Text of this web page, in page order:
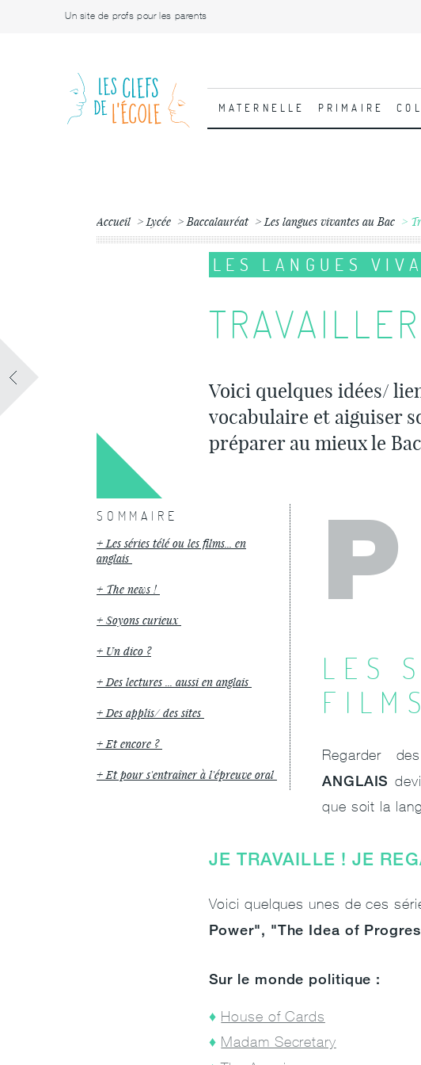
Un site de profs pour les parents
MATERNELLE PRIMAIRE
Accueil Lycée Baccalauréat Les langues vivantes au Bac
LES LANGUES
Voici quelques idées/
vocabulaire et aiguiser
préparer au mieux le
SOMMAIRE
Les séries télé ou les films... en
anglais
The news !
Soyons curieux
Un dico ?
Des lectures ... aussi en anglais
Des applis/ des sites
Et encore ?
Et pour s'entraîner à l'épreuve oral
P
LES
Regarder
ANGLAIS
que soit la
JE TRAVAILLE ! JE
Voici quelques unes de ces
Power", "The Idea of
Sur le monde politique :
House of Cards
Madam Secretary